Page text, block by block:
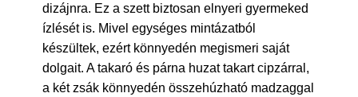
dizájnra. Ez a szett biztosan elnyeri gyermeked
ízlését is. Mivel egységes mintázatból
készültek, ezért könnyedén megismeri saját
dolgait. A takaró és párna huzat takart cipzárral,
a két zsák könnyedén összehúzható madzaggal